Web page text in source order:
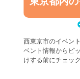
西東京市のイベン
ベント情報からピ
けする前にチェッ